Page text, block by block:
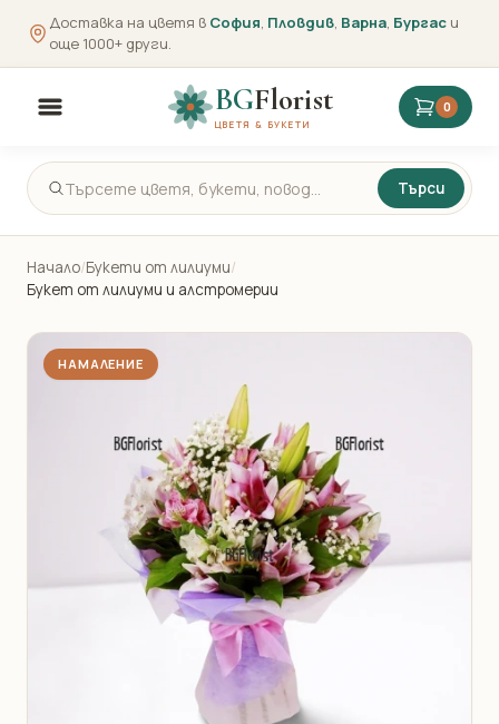
Доставка на цветя в София, Пловдив, Варна, Бургас и
още 1000+ други.
BGFlorist
ЦВЕТЯ & БУКЕТИ
0
Търси
Начало/Букети от лилиуми/
Букет от лилиуми и алстромерии
НАМАЛЕНИЕ